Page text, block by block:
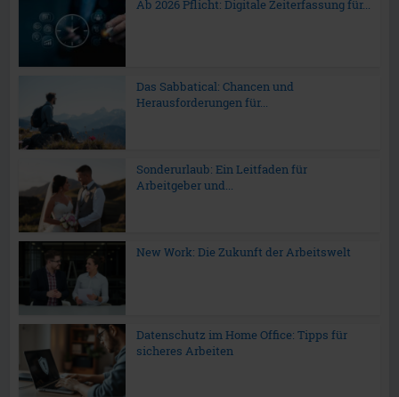
Ab 2026 Pflicht: Digitale Zeiterfassung für...
Das Sabbatical: Chancen und
Herausforderungen für...
Sonderurlaub: Ein Leitfaden für
Arbeitgeber und...
New Work: Die Zukunft der Arbeitswelt
Datenschutz im Home Office: Tipps für
sicheres Arbeiten